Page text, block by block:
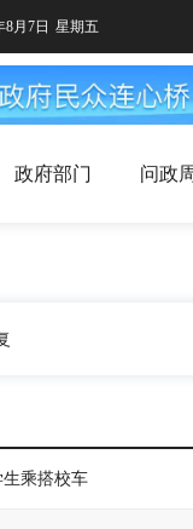
8月7日 星期五
政府部门 问政
生乘搭校车